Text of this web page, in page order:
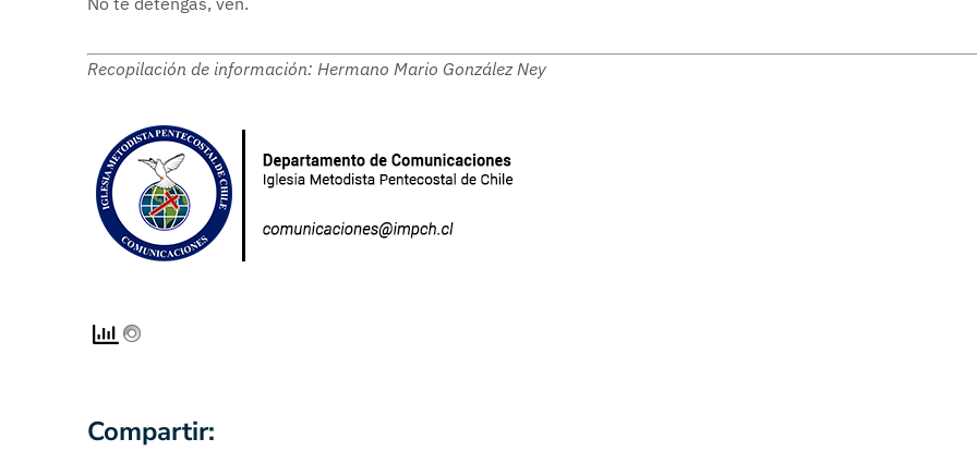
Recopilación de información: Hermano Mario González Ney
Compartir: